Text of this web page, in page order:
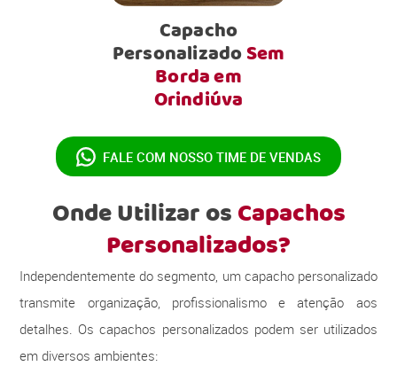
Capacho
PersonalizadoSem
Borda em
Orindiúva
FALE COM NOSSO TIME DE VENDAS
Onde Utilizar osCapachos
Personalizados?
Independentemente do segmento, um capacho personalizado
transmite organização, profissionalismo e atenção aos
detalhes. Os capachos personalizados podem ser utilizados
em diversos ambientes: